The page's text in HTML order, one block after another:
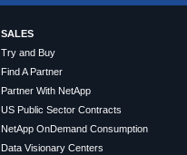
SALES
Try and Buy
Find A Partner
Partner With NetApp
US Public Sector Contracts
NetApp OnDemand Consumption
Data Visionary Centers